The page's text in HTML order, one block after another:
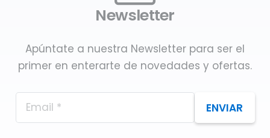
Newsletter
Apúntate a nuestra Newsletter para ser el
primer en enterarte de novedades y ofertas.
ENVIAR